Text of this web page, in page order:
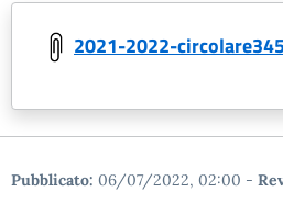
2021-2022-
Pubblicato: 06/07/2022, 02:00 -